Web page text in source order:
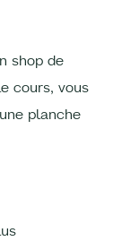
shop de
cours, vous
planche